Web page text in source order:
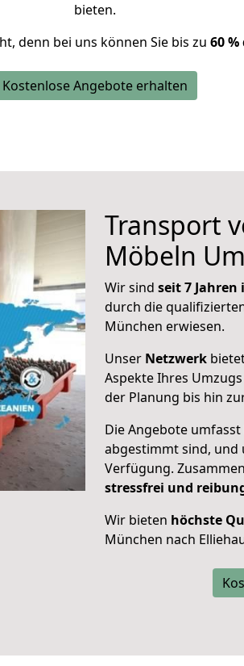
bieten.
denn bei uns können Sie bis zu 60
Kostenlose Angebote erhalten
Transport
Möbeln
Wir sind seit 7
durch die
München erwiesen.
Unser Netzwerk
Aspekte Ihres
der Planung bis hin
Die Angebote
abgestimmt sind, und
Verfügung.
stressfrei und
Wir bieten höchste
München nach